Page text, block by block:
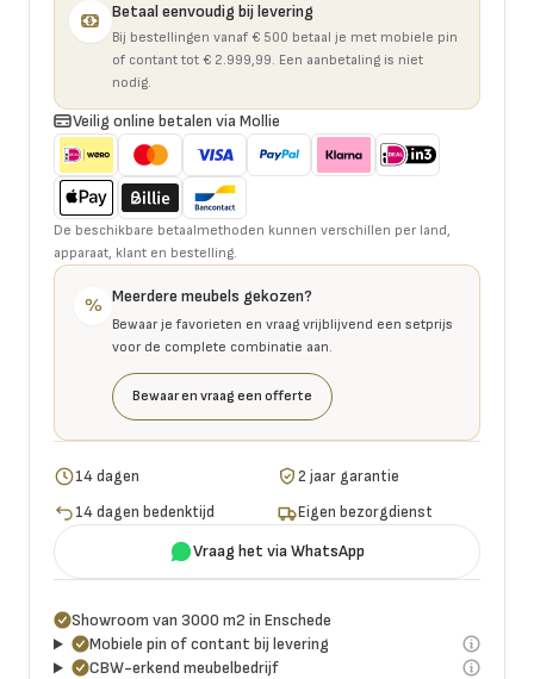
Betaal eenvoudig bij levering
Bij bestellingen vanaf € 500 betaal je met mobiele pin
of contant tot € 2.999,99. Een aanbetaling is niet
nodig.
Veilig online betalen via Mollie
De beschikbare betaalmethoden kunnen verschillen per land,
apparaat, klant en bestelling.
% Meerdere meubels gekozen?
Bewaar je favorieten en vraag vrijblijvend een setprijs
voor de complete combinatie aan.
Bewaar en vraag een offerte
14 dagen
2 jaar garantie
14 dagen bedenktijd
Eigen bezorgdienst
Vraag het via WhatsApp
Showroom van 3000 m2 in Enschede
Mobiele pin of contant bij levering
CBW-erkend meubelbedrijf